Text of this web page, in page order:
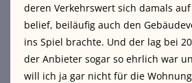
deren Verkehrswert sich damals auf
belief, beiläufig auch den
ins Spiel brachte. Und der lag bei
der Anbieter sogar so ehrlich war
will ich ja gar nicht für die